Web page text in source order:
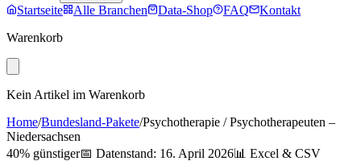
Startseite Alle Branchen Data-Shop FAQ
Kontakt
Warenkorb
Kein Artikel im Warenkorb
Home/Bundesland-Pakete/Psychotherapie / Psychotherapeuten –
Niedersachsen
40% günstiger📅 Datenstand: 16. April 2026📊 Excel & CSV